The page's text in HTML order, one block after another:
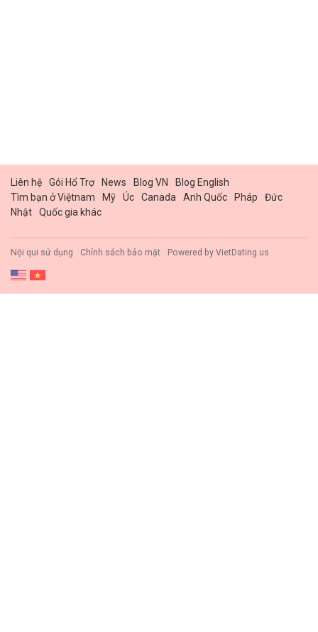
Liên hệ Gói Hổ Trợ News Blog VN
Blog English
Tìm bạn ở Việtnam
Mỹ Úc Canada Anh Quốc Pháp
Đức
Nhật
Quốc gia khác
Nội qui sử dụng Chính sách bảo mật Powered by VietDating.us